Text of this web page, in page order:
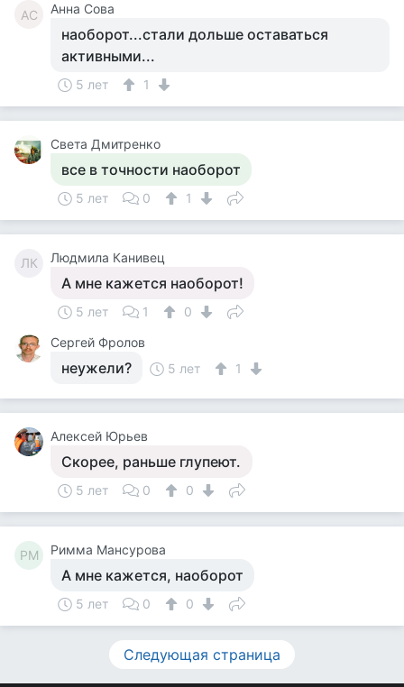
АС Анна Сова
наоборот...стали дольше оставаться
активными...
5 лет 1
Света Дмитренко
все в точности наоборот
5 лет 0 1
ЛК Людмила Канивец
А мне кажется наоборот!
5 лет 1
0
Сергей Фролов
неужели? 5 лет 1
Алексей Юрьев
Скорее, раньше глупеют.
5 лет 0 0
РМ Римма Мансурова
А мне кажется, наоборот
5 лет 0 0
Следующая страница